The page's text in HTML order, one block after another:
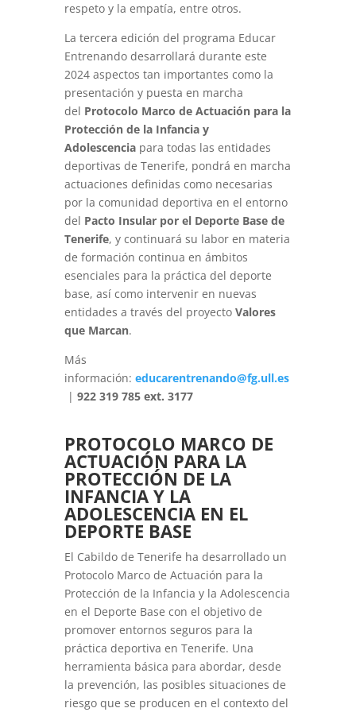
respeto y la empatía, entre otros.
La tercera edición del programa Educar
Entrenando desarrollará durante este
2024 aspectos tan importantes como la
presentación y puesta en marcha
del Protocolo Marco de Actuación para la
Protección de la Infancia y
Adolescenciapara todas las entidades
deportivas de Tenerife, pondrá en marcha
actuaciones definidas como necesarias
por la comunidad deportiva en el entorno
del Pacto Insular por el Deporte Base de
Tenerife, y continuará su labor en materia
de formación continua en ámbitos
esenciales para la práctica del deporte
base, así como intervenir en nuevas
entidades a través del proyecto Valores
que Marcan.
Más
información: educarentrenando@fg.ull.es
| 922 319 785 ext. 3177
PROTOCOLO MARCO DE
ACTUACIÓN PARA LA
PROTECCIÓN DE LA
INFANCIA Y LA
ADOLESCENCIA EN EL
DEPORTE BASE
El Cabildo de Tenerife ha desarrollado un
Protocolo Marco de Actuación para la
Protección de la Infancia y la Adolescencia
en el Deporte Base con el objetivo de
promover entornos seguros para la
práctica deportiva en Tenerife. Una
herramienta básica para abordar, desde
la prevención, las posibles situaciones de
riesgo que se producen en el contexto del